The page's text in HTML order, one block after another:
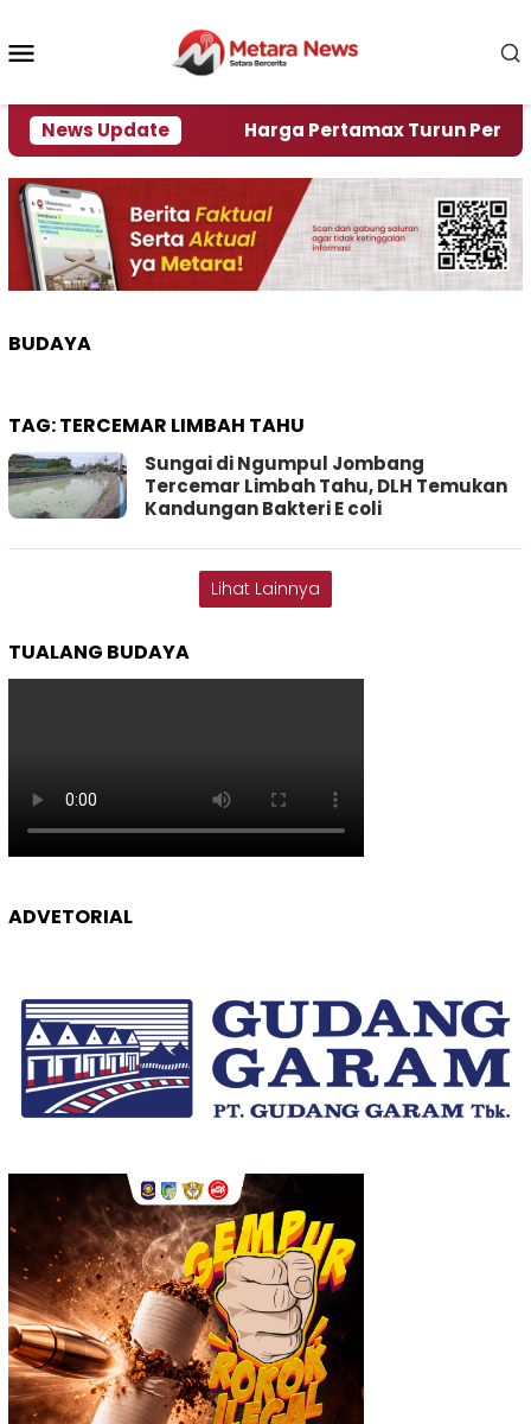
konten
News Update
Krisi Air Harga Pertamax Turun Per Hari
BUDAYA
TAG:TERCEMAR LIMBAH TAHU
Sungai di Ngumpul Jombang
Tercemar Limbah Tahu, DLH Temukan
Kandungan Bakteri E coli
Lihat Lainnya
TUALANG BUDAYA
ADVETORIAL